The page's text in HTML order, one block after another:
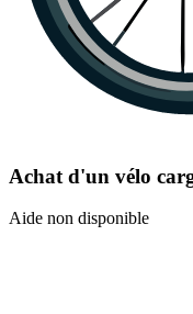
Achat d'un vélo
Aide non disponible